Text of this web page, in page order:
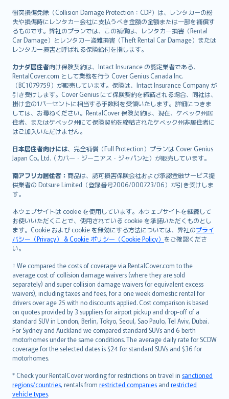
衝突損傷免除（Collision Damage Protection：CDP）は、レンタカーの紛
失や損傷時にレンタカー会社に支払うべき金額の全額または一部を補償す
るものです。弊社のプランでは、この補償は、レンタカー損害（Rental
Car Damage）とレンタカー盗難損害（Theft Rental Car Damage）または
レンタカー損害と呼ばれる保険給付を指します。
カナダ居住者向け保険契約は、Intact Insurance の認定業者である、
RentalCover.com として業務を行う Cover Genius Canada Inc.
（BC1079759）が販売しています。保険は、Intact Insurance Company が
引き受けします。Cover Genius にて保険契約を締結される場合、同社は、
掛け金の1パーセントに相当する手数料を受領いたします。詳細につきま
しては、お尋ねください。RentalCover 保険契約は、現在、ケベック州居
住者、またはケベック州にて保険契約を締結されたケベック州非居住者に
はご加入いただけません。
日本居住者向けには、完全補償（Full Protection）プランは Cover Genius
Japan Co., Ltd.（カバー・ジーニアス・ジャパン社）が販売しています。
南アフリカ居住者： 商品は、認可損害保険会社および承認金融サービス提
供業者の Dotsure Limited（登録番号2006/000723/06）が引き受けしま
す。
本ウェブサイトは cookie を使用しています。本ウェブサイトを継続して
お使いいただくことで、使用されている cookie を承諾いただくものとし
ます。Cookie および cookie を無効にする方法については、弊社のプライ
バシー（Privacy） & Cookie ポリシー（Cookie Policy） をご確認くださ
い。
† We compared the costs of coverage via RentalCover.com to the
average cost of collision damage waivers (where they are sold
separately) and super collision damage waivers (or equivalent excess
waivers), including taxes and fees, for a one week domestic rental for
drivers over age 25 with no discounts applied. Cost comparison is based
on quotes provided by 3 suppliers for airport pickup and drop-off of a
standard SUV in London, Berlin, Tokyo, Seoul, Sao Paulo, Tel Aviv, Dubai.
For Sydney and Auckland we compared standard SUVs and 6 berth
motorhomes under the same conditions. The average daily rate for SCDW
coverage for the selected dates is $24 for standard SUVs and $36 for
motorhomes.
* Check your RentalCover wording for restrictions on travel in sanctioned
regions/countries, rentals from restricted companies and restricted
vehicle types.